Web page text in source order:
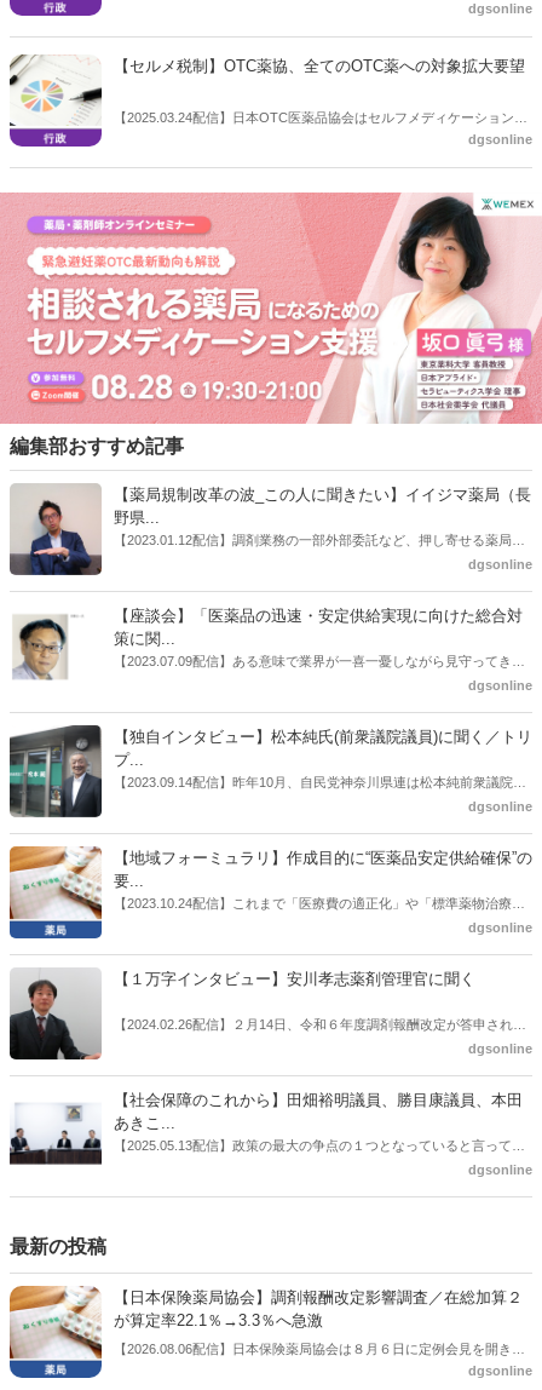
ルフメディケーション推進に関する有識者検討会」を開き、セルフメ
ディケーション税制の在り方についてを議論し、現在は対象となって
いない胃腸薬などを対象とする方向が示された。
dgsonline
【セルメ税制】OTC薬協、全てのOTC薬への対象拡大要望
【2025.03.24配信】日本OTC医薬品協会はセルフメディケーション税
制について、対象を全てのOTC医薬品やOTC検査薬に拡大すること
や、控除上限額を20万円まで引き上げることなどを要望した。３月24
に関する有識者検討会」で表明したもの。同検討会は夏までに同税制
見直しに関するとりまとめを行う予定。
dgsonline
編集部おすすめ記事
【薬局規制改革の波_この人に聞きたい】イイジマ薬局（長
野県...
【2023.01.12配信】調剤業務の一部外部委託など、押し寄せる薬局業
界への規制改革の波。この規制改革の波を薬局業界はどう受け止めた
はないだろうか。本紙ではこうした問題について、厚労省「薬局薬剤
師の業務及び薬局の機能に関するワーキンググループ」に参考人とし
ても出席していたイイジマ薬局（長野県上田市）開設者である飯島裕
dgsonline
【座談会】「医薬品の迅速・安定供給実現に向けた総合対
策に関...
【2023.07.09配信】ある意味で業界が一喜一憂しながら見守ってきた
厚労省「医薬品の迅速・安定供給実現に向けた総合対策に関する有識
書がとりまとめられた。ドラビズon-lineでは検討会を総括する目的で
厚労省医政局医薬産業振興・医療情報企画課長（医薬産業振興・医療
情報企画課セルフケア・セルフメディケーション推進室長併任）安藤
公一氏や青山学院大学名誉教授の三村優美子氏、 日本保険薬局協会医
dgsonline
【独自インタビュー】松本純氏(前衆議院議員)に聞く／トリ
プ...
【2023.09.14配信】昨年10月、自民党神奈川県連は松本純前衆議院議
員を「自民党神奈川1区」（横浜市中区・磯子区・金沢区）の支部長
候補の前提となるもの。薬剤師に関わる政策に広く・深く関わってき
た同氏の復活に向けた薬剤師業界の期待には熱いものがある。不透明
感の払拭できない医療・介護・障害者サービスのトリプル改定等へ
の、薬剤師業界の強い危機感の裏返しといってもいいだろう。本稿で
dgsonline
【地域フォーミュラリ】作成目的に“医薬品安定供給確保”の
要...
【2023.10.24配信】これまで「医療費の適正化」や「標準薬物治療の
推進」などが目的とされることが多かった地域フォーミュラリの作
た。医薬品の安定供給確保だ。10月22日に開かれた「日本フォーミュ
飯田市）は、会員薬局から安定供給確保への強い要望があったことを
受け、安定供給確保が見込めるPPI３成分について銘柄を含めて選定
dgsonline
【１万字インタビュー】安川孝志薬剤管理官に聞く
【2024.02.26配信】２月14日、令和６年度調剤報酬改定が答申され
た。本紙では、厚生労働省保険局医療課・薬剤管理官の安川孝志氏
dgsonline
【社会保障のこれから】田畑裕明議員、勝目康議員、本田
あきこ...
【2025.05.13配信】政策の最大の争点の１つとなっていると言っても
よいのが社会保障のこれからのあり方だ。特に与党では、政府関係者
dgsonline
最新の投稿
【日本保険薬局協会】調剤報酬改定影響調査／在総加算２
が算定率22.1％→3.3％へ急激
【2026.08.06配信】日本保険薬局協会は８月６日に定例会見を開き、
「令和８年度調剤報酬改定に係る保険薬局への影響」の調査結果を公
dgsonline